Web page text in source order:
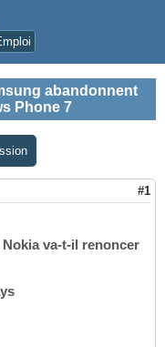
abandonnent
Phone 7
#1
va-t-il renoncer